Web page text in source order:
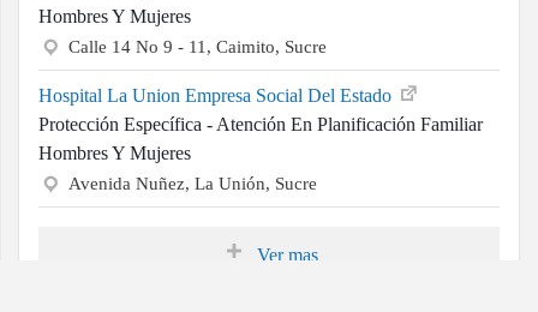
Hombres Y Mujeres
Calle 14 No 9 - 11, Caimito, Sucre
Hospital La Union Empresa Social Del Estado
Protección Específica - Atención En Planificación Familiar
Hombres Y Mujeres
Avenida Nuñez, La Unión, Sucre
Ver mas